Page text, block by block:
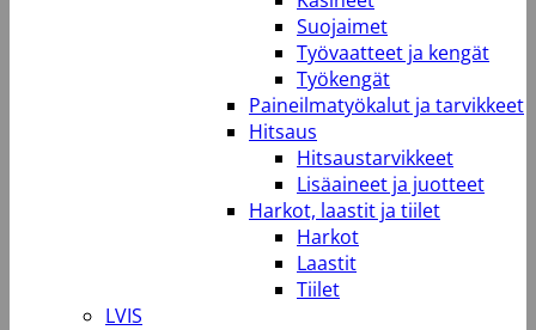
Suojaimet
Työvaatteet ja kengät
Työkengät
Paineilmatyökalut ja tarvikkeet
Hitsaus
Hitsaustarvikkeet
Lisäaineet ja juotteet
Harkot, laastit ja tiilet
Harkot
Laastit
Tiilet
LVIS